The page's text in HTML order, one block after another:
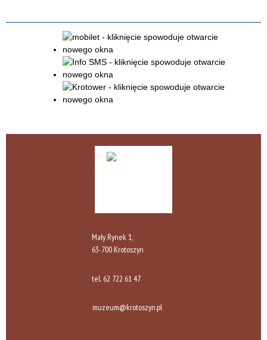
Publikacja od
Mały Rynek 1,
63-700 Krotoszyn
tel. 62 722 61 47
muzeum@krotoszyn.pl